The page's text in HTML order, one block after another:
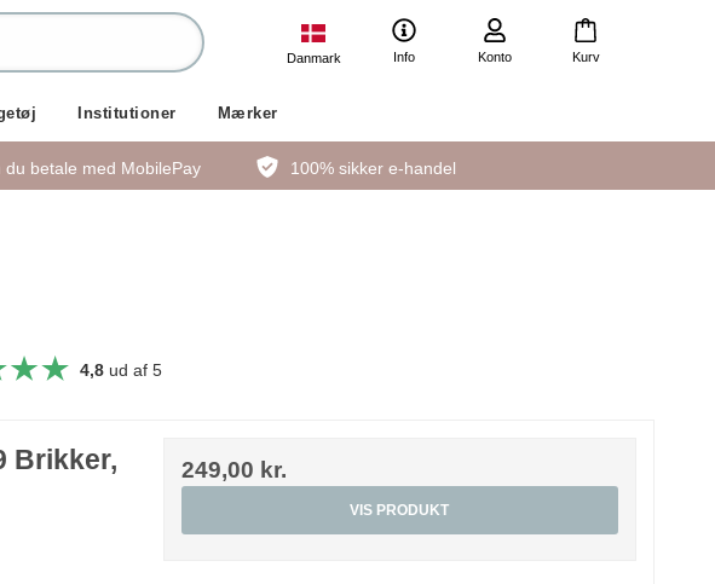
Danmark Info Konto Kurv
Institutioner Mærker
du betale med MobilePay 100% sikker e-handel
4,8ud af 5
Brikker,
249,00 kr.
VIS PRODUKT